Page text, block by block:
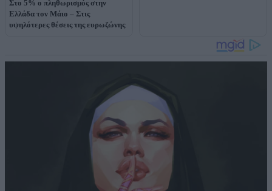
Στο 5% ο πληθωρισμός στην
Ελλάδα τον Μάιο – Στις
υψηλότερες θέσεις της ευρωζώνης